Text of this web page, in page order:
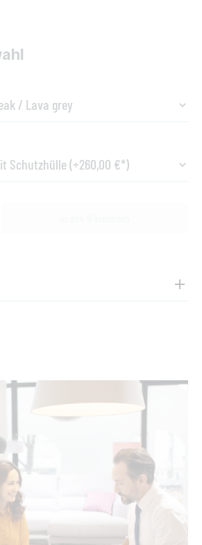
die Tischplatte besteht aus
line Teak ist gemäß dem SVLK-
angebaut. Der Tisch Core kann
er im Laufe der Zeit eine
und nur wenig Reinigung
die Tischplatte gereinigt und mit
eingeölt werden. Je nachdem, in
der Tisch steht, muss er